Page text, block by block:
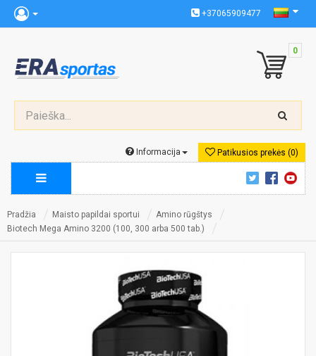
+37065909477
0
Patikusios prekės (0)
Informacija
Pradžia Maisto papildai sportui
Amino rūgštys
Biotech Mega Amino 3200 (100, 300 arba 500 tab.)